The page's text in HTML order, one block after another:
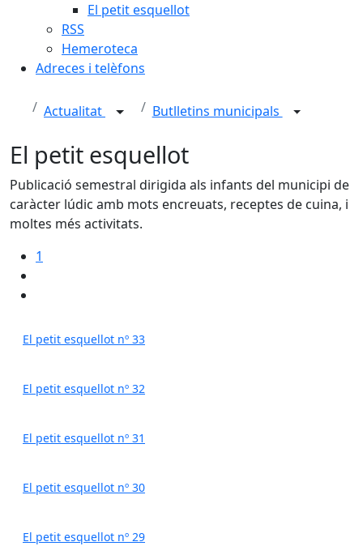
El petit esquellot
RSS
Hemeroteca
Adreces i telèfons
Actualitat Butlletins municipals
El petit esquellot
Publicació semestral dirigida als infants del municipi de
caràcter lúdic amb mots encreuats, receptes de cuina, i
moltes més activitats.
1
El petit esquellot nº 33
El petit esquellot nº 32
El petit esquellot nº 31
El petit esquellot nº 30
El petit esquellot nº 29